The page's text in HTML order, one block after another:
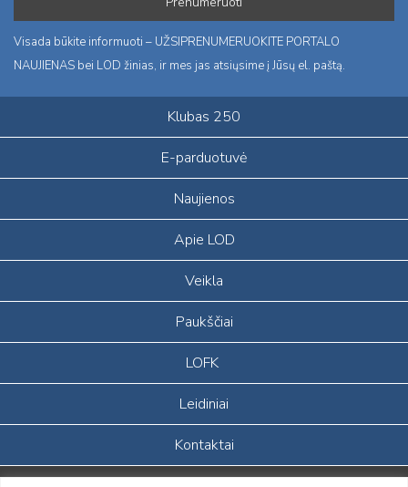
Visada būkite informuoti – UŽSIPRENUMERUOKITE PORTALO
NAUJIENAS bei LOD žinias, ir mes jas atsiųsime į Jūsų el. paštą.
Klubas 250
E-parduotuvė
Naujienos
Apie LOD
Veikla
Paukščiai
LOFK
Leidiniai
Kontaktai